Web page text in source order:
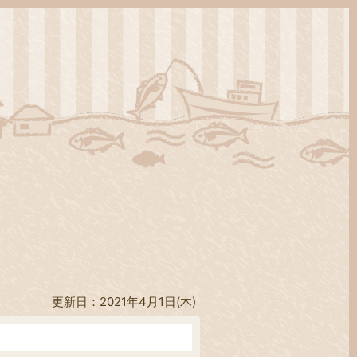
更新日：2021年4月1日(木)